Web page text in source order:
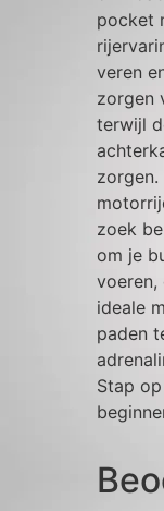
pocket
veren
zorgen
terwijl
zorgen.
zoek
om je
voeren,
ideale
paden
Stap